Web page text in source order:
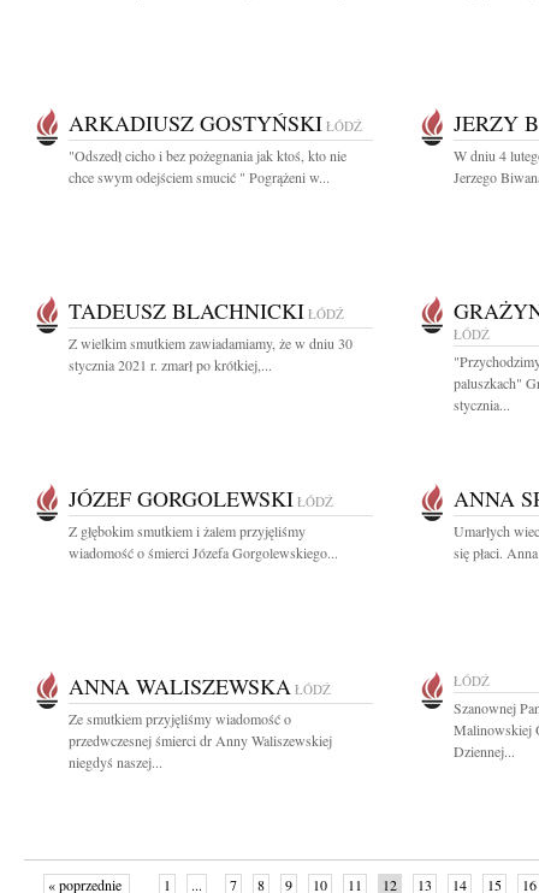
ARKADIUSZ GOSTYŃSKI ŁÓDŹ
"Odszedł cicho i bez pożegnania jak ktoś, kto nie
chce swym odejściem smucić " Pogrążeni w...
JERZY
W dniu 4
Jerzego
TADEUSZ BLACHNICKI ŁÓDŹ
Z wielkim smutkiem zawiadamiamy, że w dniu 30
stycznia 2021 r. zmarł po krótkiej,...
ŁÓDŹ
paluszkach"
stycznia...
JÓZEF GORGOLEWSKI ŁÓDŹ
Z głębokim smutkiem i żalem przyjęliśmy
wiadomość o śmierci Józefa Gorgolewskiego...
ANNA
Umarłych
się płaci.
ANNA WALISZEWSKA ŁÓDŹ
Ze smutkiem przyjęliśmy wiadomość o
przedwczesnej śmierci dr Anny Waliszewskiej
niegdyś naszej...
ŁÓDŹ
Szanownej
Malinowskiej
Dziennej...
« poprzednie 1 ... 7 8 9 10 11 12 13 14 15 16